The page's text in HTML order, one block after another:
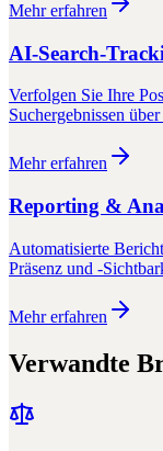
Mehr erfahren
AI-Search-
Verfolgen Sie Ihre
Suchergebnissen
Mehr erfahren
Reporting &
Automatisierte
Präsenz und -
Mehr erfahren
Verwandte